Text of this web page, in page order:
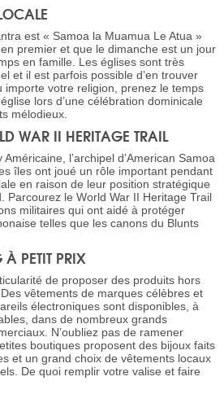
est « Samoa la Muamua Le Atua »
premier et que le dimanche est un jour
en famille. Les églises sont très
et il est parfois possible d’en trouver
importe votre religion, prenez le temps
lors d’une célébration dominicale
mélodieux.
WAR II HERITAGE TRAIL
l’archipel d’American Samoa
îles ont joué un rôle important pendant
en raison de leur position stratégique
Parcourez le World War II Heritage Trail
militaires qui ont aidé à protéger
telles que les canons du Blunts
PETIT PRIX
de proposer des produits hors
vêtements de marques célèbres et
électroniques sont disponibles, à
dans de nombreux grands
N’oubliez pas de ramener
boutiques proposent des bijoux faits
et un grand choix de vêtements locaux
De quoi remplir votre valise et faire